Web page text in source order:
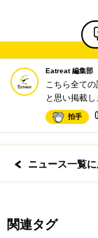
Eatreat 編集部
こちら全て
と思い掲載し
拍手 0
ニュース一覧
関連タグ